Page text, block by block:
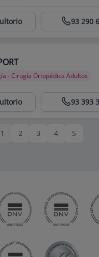
Teknon 93 290
- Cirugía Ortopédica Adultos
Teknon 93 393
1 2 3 4 5